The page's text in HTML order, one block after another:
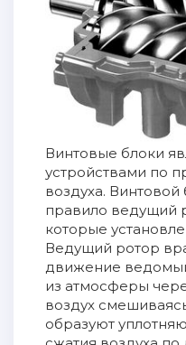
Винтовые блоки
устройствами по
воздуха.
правило ведущий
которые
Ведущий ротор
движение
из атмосферы
воздух
образуют